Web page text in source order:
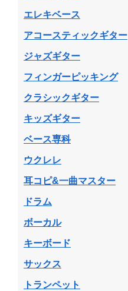
エレキベース
アコースティックギター
ジャズギター
フィンガーピッキング
クラシックギター
キッズギター
ベース専科
ウクレレ
耳コピ&一曲マスター
ドラム
ボーカル
キーボード
サックス
トランペット